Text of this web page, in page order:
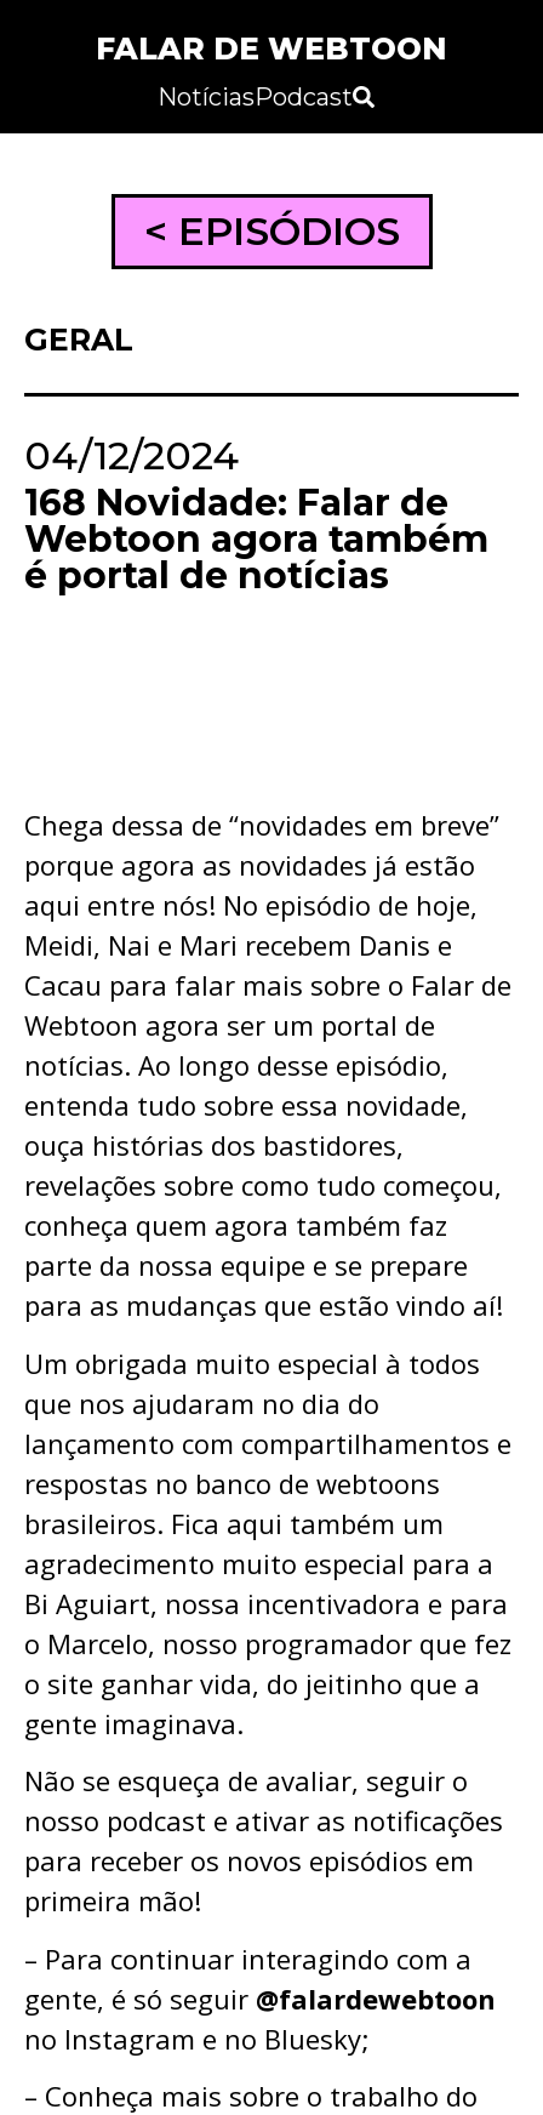
FALAR DE WEBTOON
NotíciasPodcast
< EPISÓDIOS
GERAL
04/12/2024
168 Novidade: Falar de
Webtoon agora também
é portal de notícias
Chega dessa de “novidades em breve”
porque agora as novidades já estão
aqui entre nós! No episódio de hoje,
Meidi, Nai e Mari recebem Danis e
Cacau para falar mais sobre o Falar de
Webtoon agora ser um portal de
notícias. Ao longo desse episódio,
entenda tudo sobre essa novidade,
ouça histórias dos bastidores,
revelações sobre como tudo começou,
conheça quem agora também faz
parte da nossa equipe e se prepare
para as mudanças que estão vindo aí!
Um obrigada muito especial à todos
que nos ajudaram no dia do
lançamento com compartilhamentos e
respostas no banco de webtoons
brasileiros. Fica aqui também um
agradecimento muito especial para a
Bi Aguiart, nossa incentivadora e para
o Marcelo, nosso programador que fez
o site ganhar vida, do jeitinho que a
gente imaginava.
Não se esqueça de avaliar, seguir o
nosso podcast e ativar as notificações
para receber os novos episódios em
primeira mão!
– Para continuar interagindo com a
gente, é só seguir @falardewebtoon
no Instagram e no Bluesky;
– Conheça mais sobre o trabalho do